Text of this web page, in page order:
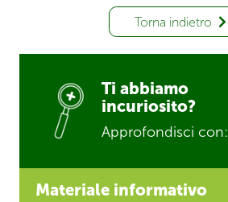
Torna indietro
Ti abbiamo
incuriosito?
Approfondisci con:
Materiale informativo